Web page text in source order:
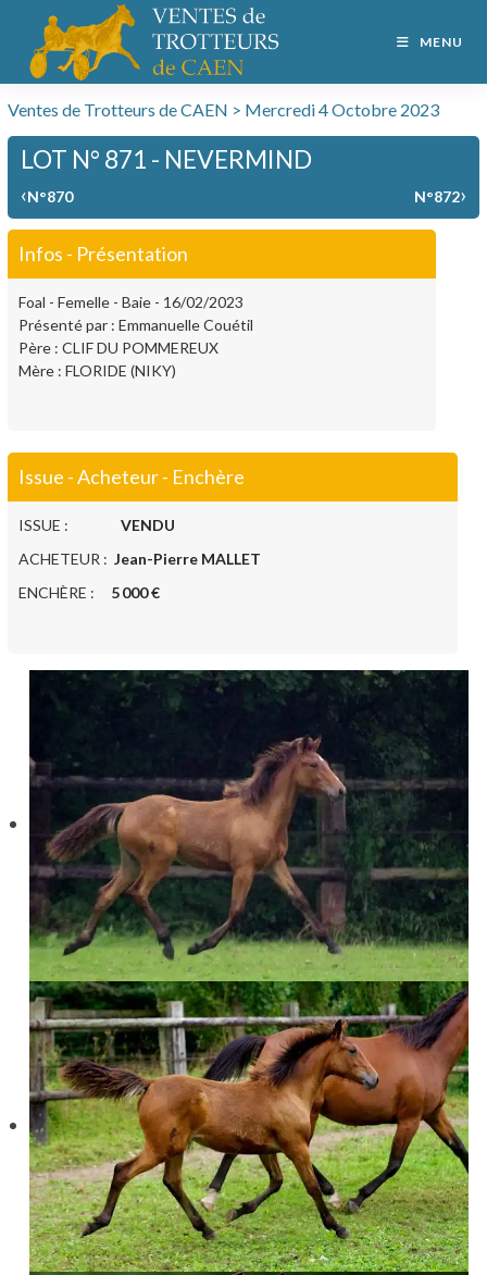
MENU
Ventes de Trotteurs de CAEN > Mercredi 4 Octobre 2023
LOT N° 871 - NEVERMIND
‹N°870 N°872›
Infos - Présentation
Foal - Femelle - Baie - 16/02/2023
Présenté par : Emmanuelle Couétil
Père : CLIF DU POMMEREUX
Mère : FLORIDE (NIKY)
Issue - Acheteur - Enchère
ISSUE : VENDU
ACHETEUR : Jean-Pierre MALLET
ENCHÈRE : 5 000 €